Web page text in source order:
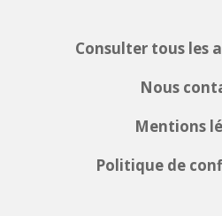
Consulter tous les
Nous
Mentions
Politique de